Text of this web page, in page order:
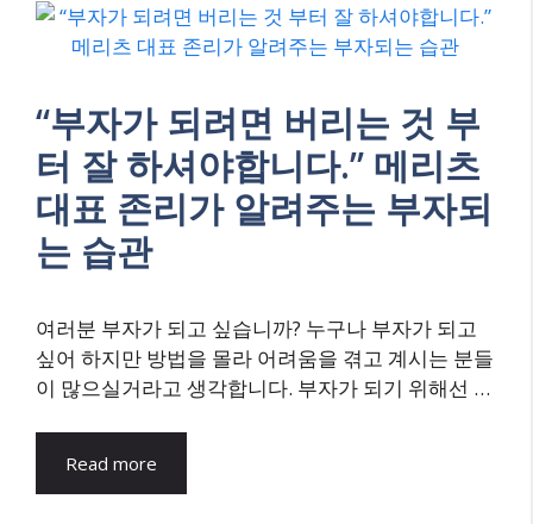
“부자가 되려면 버리는 것 부
터 잘 하셔야합니다.” 메리츠
대표 존리가 알려주는 부자되
는 습관
여러분 부자가 되고 싶습니까? 누구나 부자가 되고
싶어 하지만 방법을 몰라 어려움을 겪고 계시는 분들
이 많으실거라고 생각합니다. 부자가 되기 위해선 …
Read more